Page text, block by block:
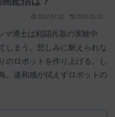
2017.07.22 2024.03.12
マ博士は戦闘兵器の実験中
しまう。悲しみに耐えられな
のロボットを作り上げる。し
、違和感が拭えずロボットの